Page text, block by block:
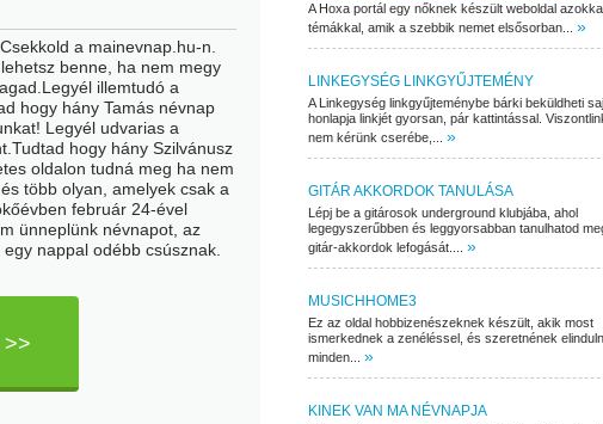
a mainevnap.hu-n.
benne, ha nem megy
illemtudó a
hogy hány Tamás névnap
Legyél udvarias a
hogy hány Szilvánusz
oldalon tudná meg ha nem
több olyan, amelyek csak a
február 24-ével
ünneplünk névnapot, az
nappal odébb csúsznak.
>>
A Hoxa portál egy nőknek készült weboldal
témákkal, amik a szebbik nemet elsősorban... »
LINKEGYSÉG LINKGYŰJTEMÉNY
A Linkegység linkgyűjteménybe bárki beküldheti
honlapja linkjét gyorsan, pár kattintással.
nem kérünk cserébe,... »
GITÁR AKKORDOK TANULÁSA
Lépj be a gitárosok underground klubjába, ahol
legegyszerűbben és leggyorsabban tanulhatod
gitár-akkordok lefogását.... »
MUSICHHOME3
Ez az oldal hobbizenészeknek készült, akik most
ismerkednek a zenéléssel, és szeretnének
minden... »
KINEK VAN MA NÉVNAPJA